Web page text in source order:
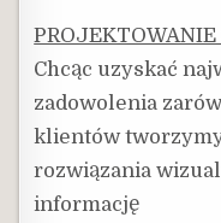
Chcąc uzyskać
zadowolenia
klientów
rozwiązania
informację